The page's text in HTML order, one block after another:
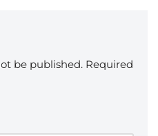
be published. Required